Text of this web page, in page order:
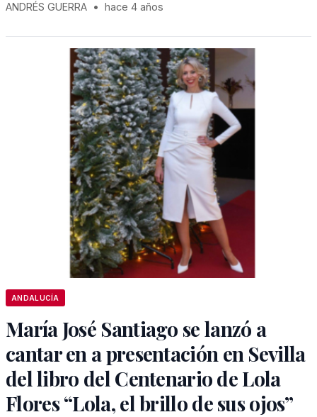
ANDRÉS GUERRA • hace 4 años
ANDALUCÍA
María José Santiago se lanzó a
cantar en a presentación en Sevilla
del libro del Centenario de Lola
Flores “Lola, el brillo de sus ojos”